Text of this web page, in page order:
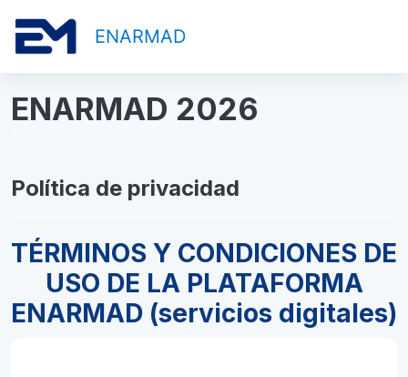
ENARMAD
ENARMAD 2026
Política de privacidad
TÉRMINOS Y CONDICIONES DE
USO DE LA PLATAFORMA
ENARMAD (servicios digitales)